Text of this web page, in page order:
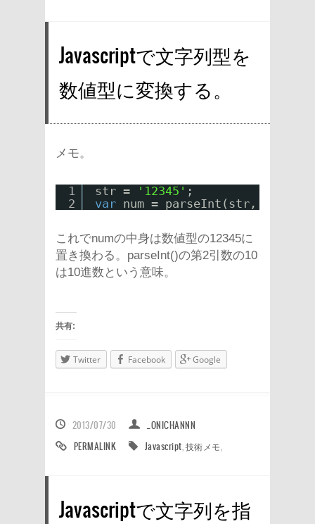
Javascriptで文字列型を
数値型に変換する。
メモ。
1
2
str = '12345' ;
var num = parseInt(str, 10);
これでnumの中身は数値型の12345に
置き換わる。parseInt()の第2引数の10
は10進数という意味。
共有:
Twitter Facebook Google
2013/07/30
_ONICHANNN
PERMALINK
Javascript,技術メモ,
Javascriptで文字列を指